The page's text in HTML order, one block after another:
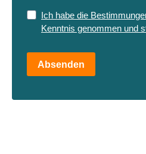
Ich habe die
Kenntnis genommen und
Absenden